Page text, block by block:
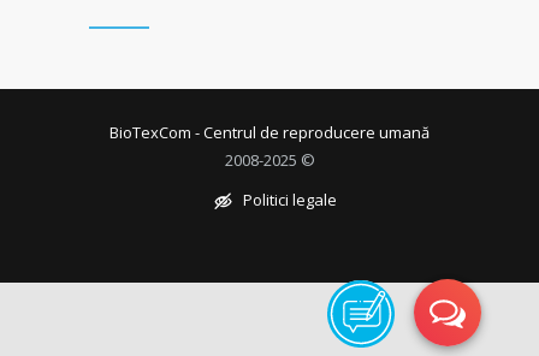
2008-2025 ©
BioTexCom - Centrul de reproducere umană
Politici legale